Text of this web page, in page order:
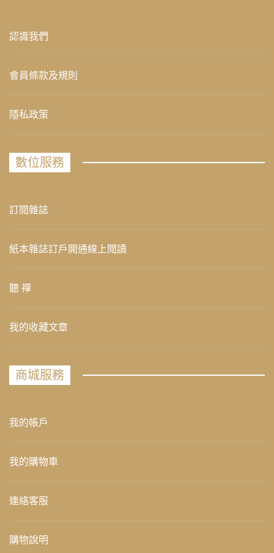
認識我們
會員條款及規則
隱私政策
數位服務
訂閱雜誌
紙本雜誌訂戶開通線上閱讀
聽 禪
我的收藏文章
商城服務
我的帳戶
我的購物車
連絡客服
購物說明